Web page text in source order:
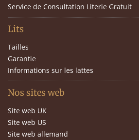
Service de Consultation Literie Gratuit
Lits
Tailles
Garantie
Informations sur les lattes
Nos sites web
Site web UK
Site web US
Site web allemand